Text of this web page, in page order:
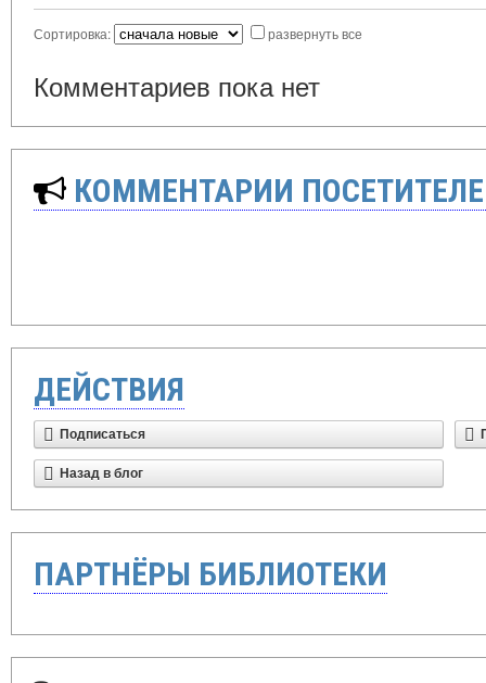
Сортировка: развернуть все
Комментариев пока нет
КОММЕНТАРИИ
ДЕЙСТВИЯ
Подписаться
Назад в блог
ПАРТНЁРЫ БИБЛИОТЕКИ